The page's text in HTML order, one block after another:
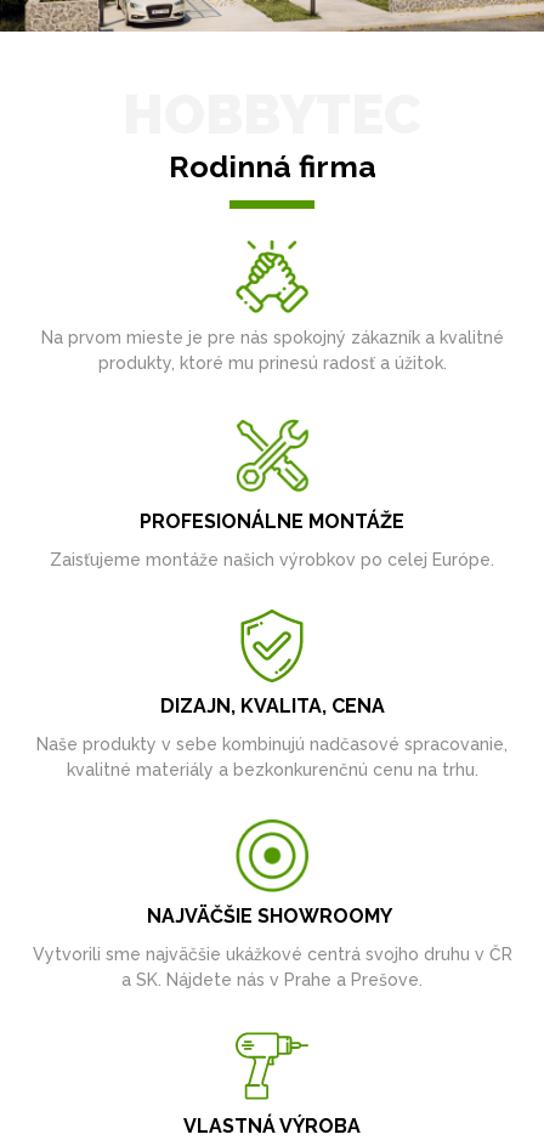
Rodinná firma
Na prvom mieste je pre nás spokojný zákazník a kvalitné
produkty, ktoré mu prinesú radosť a úžitok.
PROFESIONÁLNE MONTÁŽE
Zaisťujeme montáže našich výrobkov po celej Európe.
DIZAJN, KVALITA, CENA
Naše produkty v sebe kombinujú nadčasové spracovanie,
kvalitné materiály a bezkonkurenčnú cenu na trhu.
NAJVÄČŠIE SHOWROOMY
Vytvorili sme najväčšie ukážkové centrá svojho druhu v ČR
a SK. Nájdete nás v Prahe a Prešove.
VLASTNÁ VÝROBA